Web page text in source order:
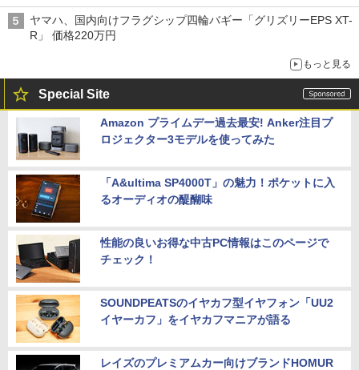
ヤマハ、国内向けフラグシップ四輪バギー「グリズリーEPS XT-
R」 価格220万円
もっと見る
Special Site
Amazon プライムデー過去最安! Anker注目プ
ロジェクター3モデルを使ってみた
「A&ultima SP4000T」の魅力！ポケットに入
るオーディオの醍醐味
性能の良いお得な中古PC情報はこのページで
チェック！
SOUNDPEATSのイヤカフ型イヤフォン「UU2
イヤーカフ」をイヤカフマニアが語る
レイズのプレミアムカー向けブランドHOMUR